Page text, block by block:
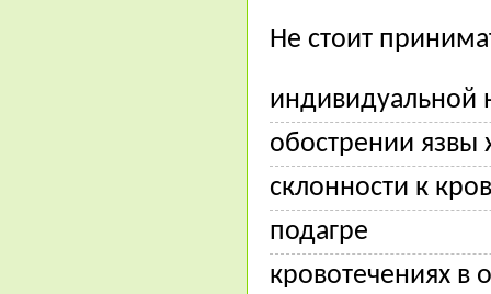
Не стоит
индивидуальной
обострении язвы
склонности к
подагре
кровотечениях в